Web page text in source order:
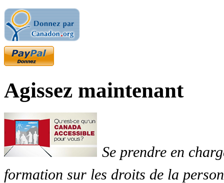
Agissez maintenant
Se prendre en
formation sur les droits de la